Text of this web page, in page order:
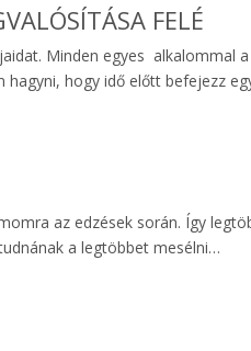
FELÉ
Minden egyes alkalommal
hogy idő előtt befejezz
az edzések során. Így
a legtöbbet mesélni…